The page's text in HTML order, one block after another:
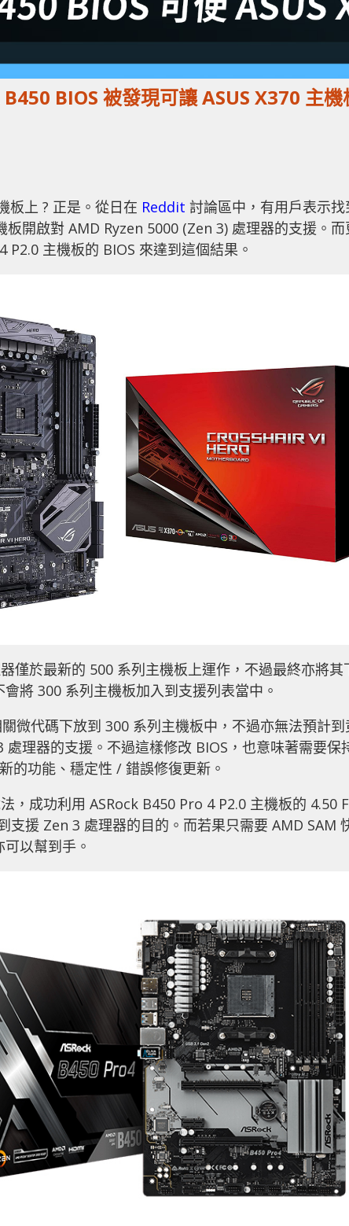
BIOS 被發現可讓 ASUS X370 主
板上 ? 正是。從日在 Reddit 討論區中，有用戶表示
板開啟對 AMD Ryzen 5000 (Zen 3) 處理器的支援。
P2.0 主機板的 BIOS 來達到這個結果。
僅於最新的 500 系列主機板上運作，不過最終亦將其
將 300 系列主機板加入到支援列表當中。
微代碼下放到 300 系列主機板中，不過亦無法預計
理器的支援。不過這樣修改 BIOS，也意味著需要保
的功能、穩定性 / 錯誤修復更新。
，成功利用 ASRock B450 Pro 4 P2.0 主機板的 4.50
支援 Zen 3 處理器的目的。而若果只需要 AMD SAM
以幫到手。